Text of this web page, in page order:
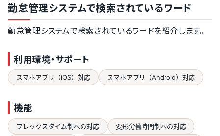
勤怠管理システムで検索されているワード
勤怠管理システムで検索されているワードを紹介します。
利用環境・サポート
スマホアプリ（iOS）対応 スマホアプリ（Android）対応
機能
フレックスタイム制への対応
変形労働時間制への対応